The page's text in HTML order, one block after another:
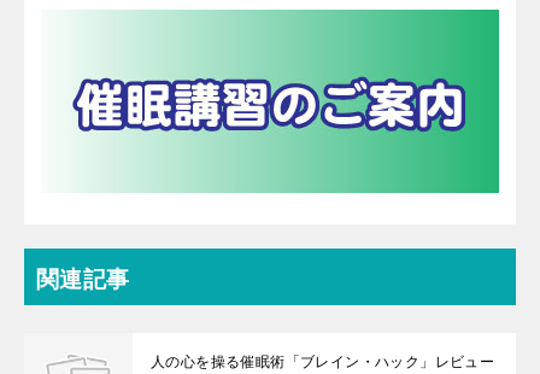
関連記事
人の心を操る催眠術「ブレイン・ハック」レビュー